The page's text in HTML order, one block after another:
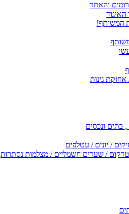
והאתר
המשותף!
אחזקת גינות
בתים ונכסים
/ יונים / עטלפים
/ שערים חשמליים / מצלמות נסתרות